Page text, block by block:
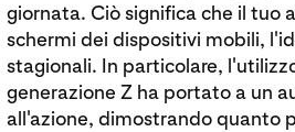
giornata. Ciò significa che il tuo
schermi dei dispositivi mobili,
stagionali. In particolare,
generazione Z ha portato a un
all'azione, dimostrando quanto